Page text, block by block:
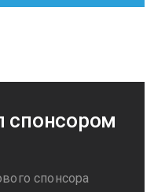
спонсором
спонсора